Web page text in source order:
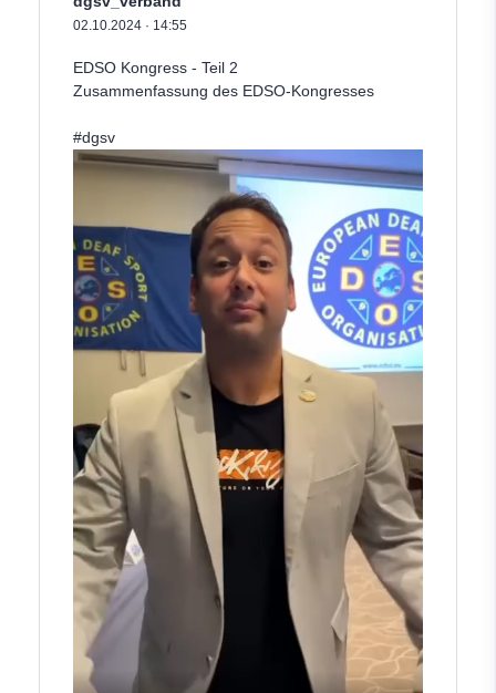
02.10.2024 · 14:55
EDSO Kongress - Teil 2
Zusammenfassung des EDSO-Kongresses
#dgsv